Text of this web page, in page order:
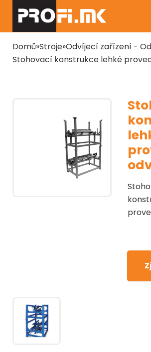
Přejít
hlavnímu
obsahu
Drobečková
navigace
Domů Stroje Odvíjecí zařízení -
Stohovací konstrukce lehké